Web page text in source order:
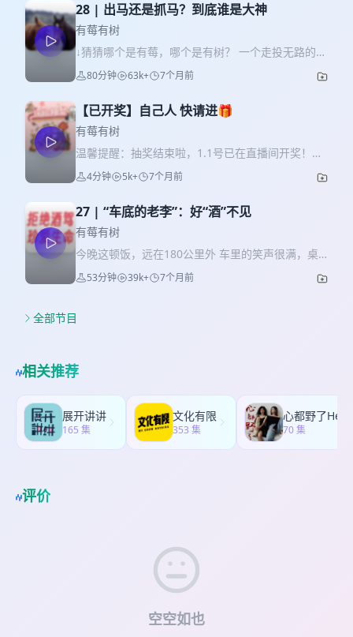
经开始倒了…… 人物信息 王姐 * 溧阳本地代购 * 有
点好面子 李月 * 王姐的闺蜜和长期客户 张立 * 李月
的丈夫 * 王姐的合伙人 时间轴 00:09 开场 00:30 起
点 03:58 王姐的事业困境 05:33 一部手机打开的生
意 11:53 第一次选择 17:44 AAA手机批发王姐
三次选择 39:05 王总的坠落 36:44 最后的体面
42:07 结局 相关图片 溧阳市检察院检察官向集资诈
骗、诈骗案被害人了解情况 庭审现场 参考资料
bgm * 片头曲&片尾曲：GoldenSoundLabs - Silly
Monkey Dance
28 | 出马还是抓马？到底谁是大神
有莓有树
↓猜猜哪个是有莓，哪个是有树？ 一个走投无路的倒
霉蛋遇到了一个开店迎客的看事专家 一笔5800元的
“解决方案”和一场精心准备的法事 在黑龙江的寒风
“规矩” 有人管这叫迷信，有人称之为“营生” 还有
人，把它做成了“产业链” 鼓声里，有香火味 也有铜
钿响…… ——❤——❤——❤—— 欢迎加入我们的
听友群！ vx添加：UmeiUshu ，快来一起聊会儿
天！也欢迎各位听友投稿，分享发生在自己身边的
情况会在节目里和大家分享！ 投稿邮箱：
umeiushu@gmail.com
树 @栾有树 分享制作播客节目的各种日常以及新节
目发布预告，欢迎关注！ ——❤——❤——❤
—— 人物信息 牟大哥 & 钱大姐 * 来自黑龙江的夫
妇 * 因为过于倒霉一直在打听找看事的 吴大姐 * 内
吴大姐的半仙之路 13:25 跨省寻仙专业看事 17:25
跳大神、萨满与出马仙 34:57 跳前的准备 39:30 大
神与二神 45:20 沟通与召唤 49:31 请神附体 56:46
蛇仙抢身 01:03:04 意外发生 01:07:41 圈内怪谈
01:08:58 被捕与调查 01:12:01 出马产业链
80分钟 63k+ 7个月前
【已开奖】自己人 快请进🎁
有莓有树
温馨提醒：抽奖结束啦，1.1号已在直播间开奖！后
面还会有抽奖活动的，欢迎各位听友再来做客
↖(^ω^)↗ 大家好，这里是有莓有树，年关将至，
们也会继续努力！！ 这期是元旦抽奖，奖品是有莓
有树的新年日历，一共抽30份！ 订阅+评论本期节
目就可以参与抽奖！！ 写什么都可以但最好不要刷
很多条评论，我们是根据评论楼层数字来随机抽取
的，因为每个人看的评论顺序可能不一样，所以最
牙，还专门找了国内的插画师@Torako的动物园 来
我们做的，可以说没有张肉段就没有这次抽奖活
动……谢谢肉段总！！ 小红书账号也有抽奖活动，关
注@有莓有树，并在最新一条抽奖笔记下面评论就
可以啦。（划重点：抽奖条件是关注+评论） 小红书
年1月1日21点，有树会在小红书@栾有树这个账号
进行直播，通过抽奖小程序来现场开奖。 同时已经
请好了听友组成7人的公证员，来保证整个过程真实
有效，感谢各位公证员！ 最终结果我们会在有莓有
树的微信公众号里公布！欢迎大家来关注！打开微
信搜索公众号 有莓有树， 再次感谢大家的支持！谢
4分钟 5k+ 7个月前
27 | “车底的老李”：好“酒”不见
有莓有树
今晚这顿饭，远在180公里外 车里的笑声很满，桌
上的菜肴很淡 他们聊动荡的世界，聊艰难的生计，
聊那些走散的朋友，然后，酒瓶被打开了…… 喝酒，
投稿，分享发生在自己身边的案件或离谱的事。有
莓有树会进行收集整理，根据情况会在节目里和大
家分享！ 投稿邮箱：
umeiushu@gmail.com
会在小红书@有莓有树 @栾有树 分享制作播客节目
的各种日常以及新节目发布预告，欢迎关注！ ——
❤——❤——❤—— 时间轴 00:09 开场 00:24 邀
证，越辩刑越重 45:28 朋友成狱友，一个都不少
47:55 案件补充部分 52:39 拉票环节 相关图片 参考
资料 bgm * 片头曲&片尾曲：GoldenSoundLabs -
- "Thinking Music"
53分钟 39k+ 7个月前
全部节目
相关推荐
展开讲讲
165 集
文化有限
353 集 70 集
评价
空空如也